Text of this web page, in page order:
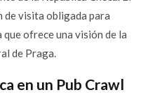
de visita obligada para
ofrece una visión de la
de Praga.
en un Pub Crawl